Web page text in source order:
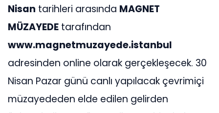
Nisan tarihleri arasında MAGNET
MÜZAYEDE tarafından
www.magnetmuzayede.istanbul
adresinden online olarak gerçekleşecek. 30
Nisan Pazar günü canlı yapılacak çevrimiçi
müzayededen elde edilen gelirden